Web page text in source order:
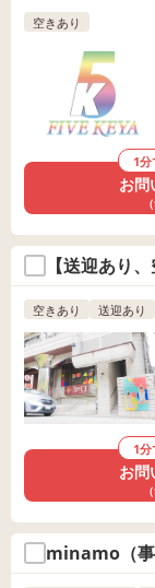
空きあり
1分
お問
【送迎あり
空きあり 送迎あり
1分
お問
minamo（事